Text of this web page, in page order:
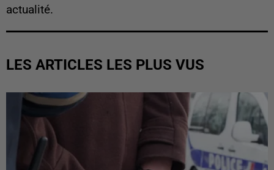
actualité.
LES ARTICLES LES PLUS VUS